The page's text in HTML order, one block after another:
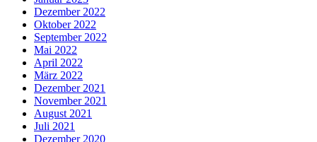
Dezember 2022
Oktober 2022
September 2022
Mai 2022
April 2022
März 2022
Dezember 2021
November 2021
August 2021
Juli 2021
Dezember 2020